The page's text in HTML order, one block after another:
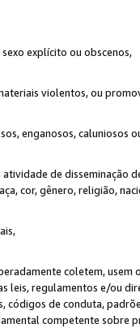
explícito ou obscenos,
violentos, ou
enganosos, caluniosos
de disseminação
cor, gênero, religião,
coletem, usem
regulamentos e/ou
códigos de conduta,
competente sobre